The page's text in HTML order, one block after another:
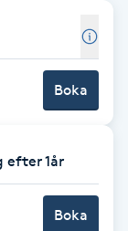
Boka
efter 1år
Boka